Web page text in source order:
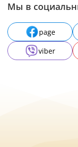
Мы в
page
viber